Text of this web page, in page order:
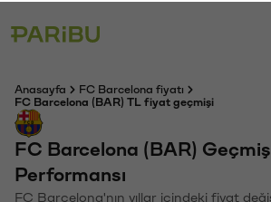
Anasayfa
FC Barcelona fiyatı
FC Barcelona (BAR) TL fiyat geçmişi
FC Barcelona (BAR)
Performansı
FC Barcelona'nın yıllar içindeki fiyat